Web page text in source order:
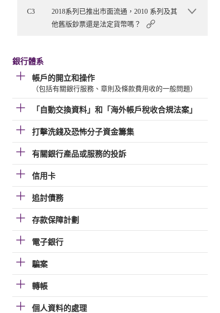
C3
2018系列已推出市面流通，2010 系列及其
他舊版鈔票還是法定貨幣嗎？
銀行體系
帳戶的開立和操作
（包括有關銀行服務、章則及條款費用收的一般問題）
「自動交換資料」和「海外帳戶稅收合規法案」
打擊洗錢及恐怖分子資金籌集
有關銀行產品或服務的投訴
信用卡
追討債務
存款保障計劃
電子銀行
騙案
轉帳
個人資料的處理